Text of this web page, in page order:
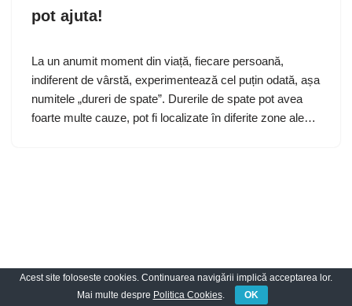
pot ajuta!
La un anumit moment din viață, fiecare persoană,
indiferent de vârstă, experimentează cel puțin odată, așa
numitele „dureri de spate”. Durerile de spate pot avea
foarte multe cauze, pot fi localizate în diferite zone ale…
Neve | Propulsată deWordPress
Acest site foloseste cookies. Continuarea navigării implică acceptarea lor.
Mai multe despre Politica Cookies. OK